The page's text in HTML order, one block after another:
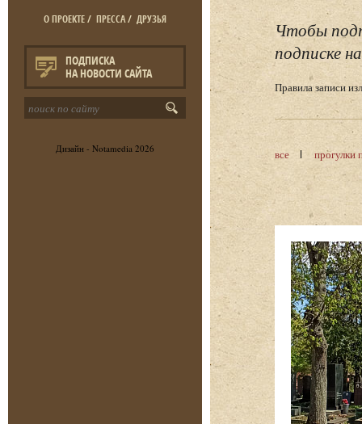
О ПРОЕКТЕ/ ПРЕССА/ ДРУЗЬЯ
ПОДПИСКА
НА НОВОСТИ САЙТА
Дизайн - Notamedia 2026
Чтобы
подписке
Правила записи
все прогулки